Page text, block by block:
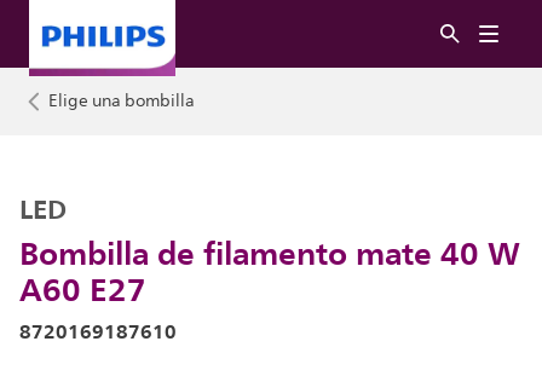
Elige una bombilla
Bombilla de filamento mate 40 W
A60 E27
LED
8720169187610